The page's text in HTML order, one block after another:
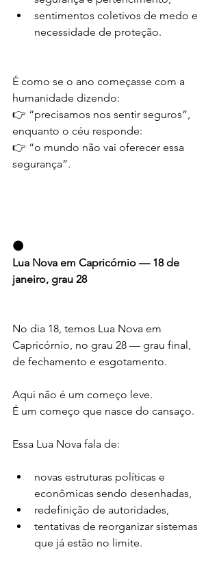
sentimentos coletivos de medo e
necessidade de proteção.
É como se o ano começasse com a
humanidade dizendo:
👉 “precisamos nos sentir seguros”,
enquanto o céu responde:
👉 “o mundo não vai oferecer essa
segurança”.
🌑
Lua Nova em Capricórnio — 18 de
janeiro, grau 28
No dia 18, temos Lua Nova em
Capricórnio, no grau 28 — grau final,
de fechamento e esgotamento.
Aqui não é um começo leve.
É um começo que nasce do cansaço.
Essa Lua Nova fala de:
novas estruturas políticas e
econômicas sendo desenhadas,
redefinição de autoridades,
tentativas de reorganizar sistemas
que já estão no limite.